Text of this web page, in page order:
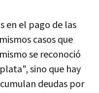
en el pago de las
casos que
se reconoció
sino que hay
deudas por